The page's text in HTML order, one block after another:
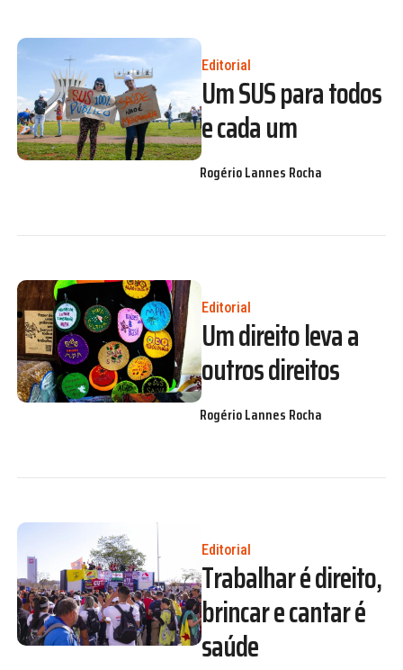
Editorial
Um SUS para todos
e cada um
Rogério Lannes Rocha
Editorial
Um direito leva a
outros direitos
Rogério Lannes Rocha
Editorial
Trabalhar é direito,
brincar e cantar é
saúde